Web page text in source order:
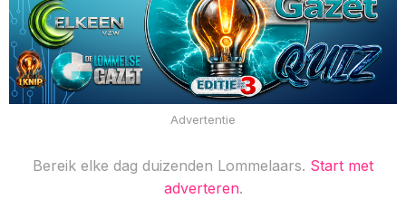
Advertentie
Bereik elke dag duizenden Lommelaars. Start met
adverteren.